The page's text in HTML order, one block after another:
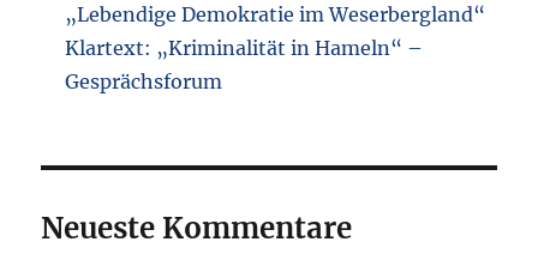
„Lebendige Demokratie im Weserbergland“
Klartext: „Kriminalität in Hameln“ –
Gesprächsforum
Neueste Kommentare